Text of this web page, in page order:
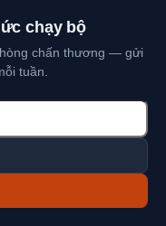
chạy bộ
chấn thương — gửi
tuần.